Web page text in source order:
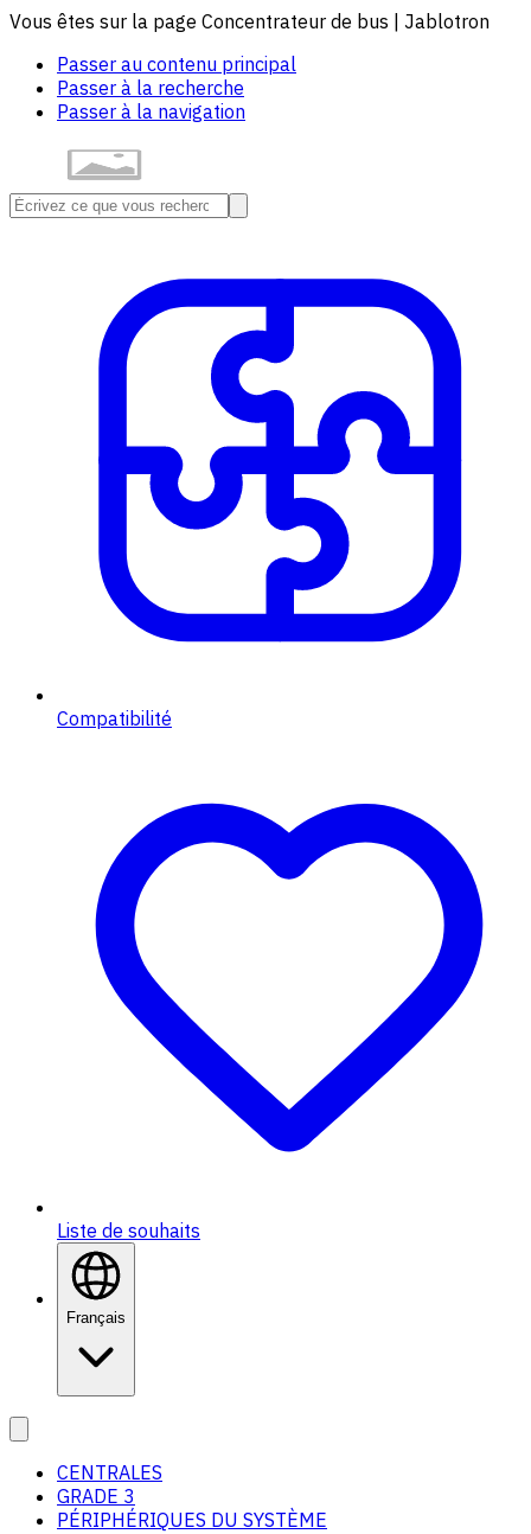
Vous êtes sur la page Concentrateur de bus | Jablotron
Passer au contenu principal
Passer à la recherche
Passer à la navigation
Compatibilité
Liste de souhaits
Français
CENTRALES
GRADE 3
PÉRIPHÉRIQUES DU SYSTÈME